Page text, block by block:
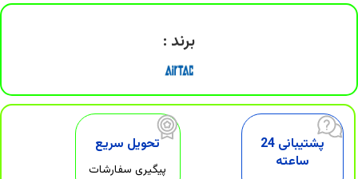
برند :
پشتیبانی 24
ساعته
تحویل سریع
پیگیری سفارشات